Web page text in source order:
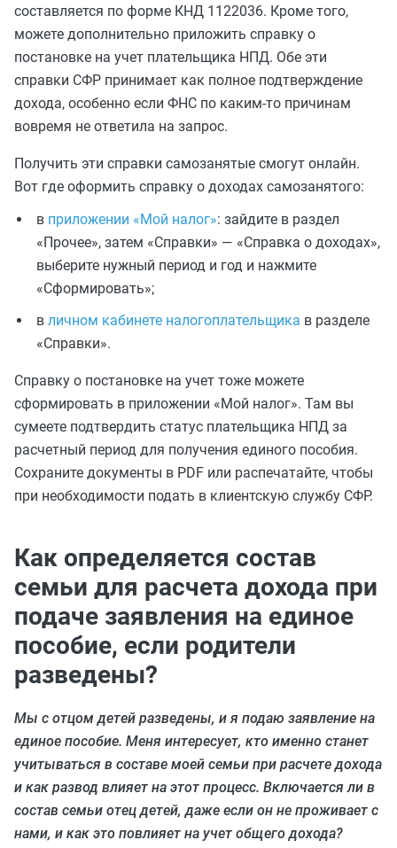
составляется по форме КНД 1122036. Кроме того,
можете дополнительно приложить справку о
постановке на учет плательщика НПД. Обе эти
справки СФР принимает как полное подтверждение
дохода, особенно если ФНС по каким‑то причинам
вовремя не ответила на запрос.
Получить эти справки самозанятые смогут онлайн.
Вот где оформить справку о доходах самозанятого:
в приложении «Мой налог»: зайдите в раздел
«Прочее», затем «Справки» — «Справка о доходах»,
выберите нужный период и год и нажмите
«Сформировать»;
в личном кабинете налогоплательщика в разделе
«Справки».
Справку о постановке на учет тоже можете
сформировать в приложении «Мой налог». Там вы
сумеете подтвердить статус плательщика НПД за
расчетный период для получения единого пособия.
Сохраните документы в PDF или распечатайте, чтобы
при необходимости подать в клиентскую службу СФР.
Как определяется состав
семьи для расчета дохода при
подаче заявления на единое
пособие, если родители
разведены?
Мы с отцом детей разведены, и я подаю заявление на
единое пособие. Меня интересует, кто именно станет
учитываться в составе моей семьи при расчете дохода
и как развод влияет на этот процесс. Включается ли в
состав семьи отец детей, даже если он не проживает с
нами, и как это повлияет на учет общего дохода?